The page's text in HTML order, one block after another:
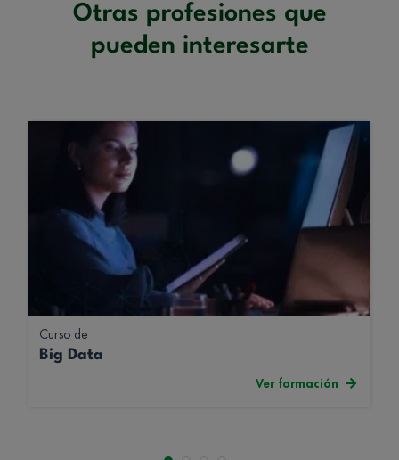
Otras profesiones que
pueden interesarte
Curso de
Big Data
Ver formación